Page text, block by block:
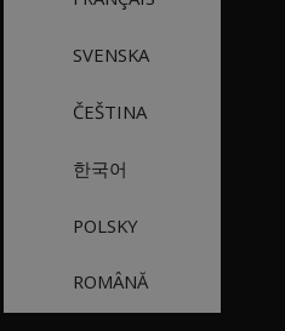
SVENSKA
ČEŠTINA
한국어
POLSKY
ROMÂNĂ